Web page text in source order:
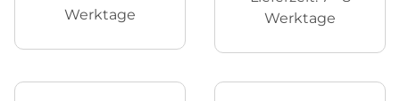
Werktage
Werktage